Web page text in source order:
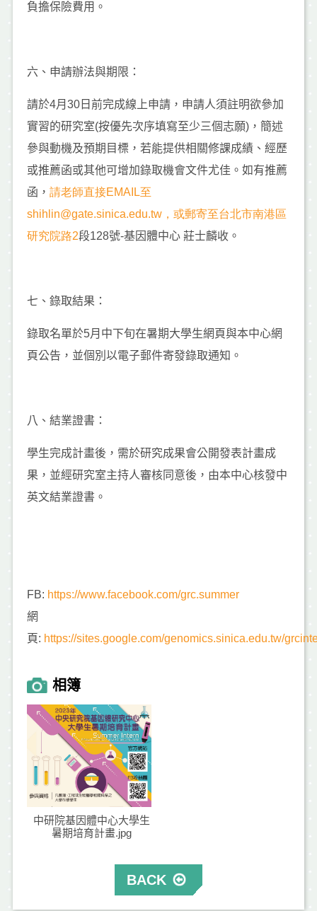
負擔保險費用。
六、申請辦法與期限：
請於4月30日前完成線上申請，申請人須註明欲參加
實習的研究室(按優先次序填寫至少三個志願)，簡述
參與動機及預期目標，若能提供相關修課成績、經歷
或推薦函或其他可增加錄取機會文件尤佳。如有推薦
函， 請老師直接EMAIL至
shihlin@gate.sinica.edu.tw，或郵寄至台北市南港區
研究院路2段128號-基因體中心 莊士麟收。
七、錄取結果：
錄取名單於5月中下旬在暑期大學生網頁與本中心網
頁公告，並個別以電子郵件寄發錄取通知。
八、結業證書：
學生完成計畫後，需於研究成果會公開發表計畫成
果，並經研究室主持人審核同意後，由本中心核發中
英文結業證書。
FB: https://www.facebook.com/grc.summer
網
頁: https://sites.google.com/genomics.sinica.edu.tw/
相簿
中研院基因體中心大學生
暑期培育計畫.jpg
BACK